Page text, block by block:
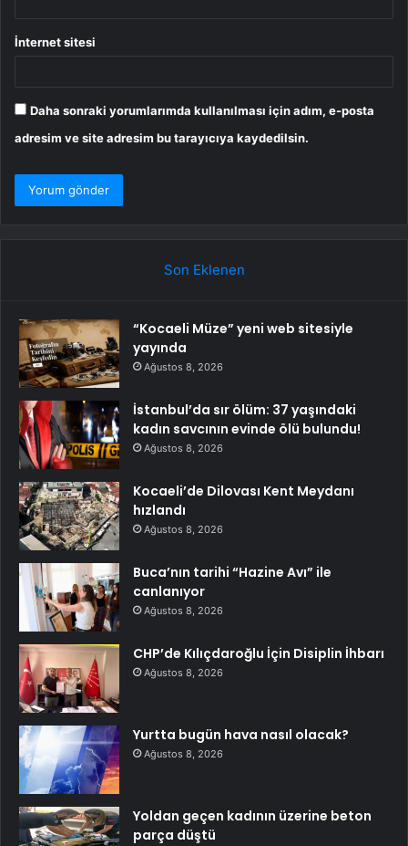
İnternet sitesi
Daha sonraki yorumlarımda kullanılması için adım, e-posta
adresim ve site adresim bu tarayıcıya kaydedilsin.
Son Eklenen
“Kocaeli Müze” yeni web sitesiyle
yayında
Ağustos 8, 2026
İstanbul’da sır ölüm: 37 yaşındaki
kadın savcının evinde ölü bulundu!
Ağustos 8, 2026
Kocaeli’de Dilovası Kent Meydanı
hızlandı
Ağustos 8, 2026
Buca’nın tarihi “Hazine Avı” ile
canlanıyor
Ağustos 8, 2026
CHP’de Kılıçdaroğlu İçin Disiplin İhbarı
Ağustos 8, 2026
Yurtta bugün hava nasıl olacak?
Ağustos 8, 2026
Yoldan geçen kadının üzerine beton
parça düştü